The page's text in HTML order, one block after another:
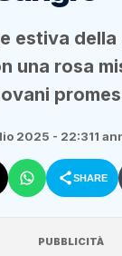
estiva
una rosa
2025 - 22:311
SHARE
PUBBLICITÀ